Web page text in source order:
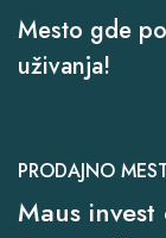
Mesto gde
uživanja!
PRODAJNO
Maus invest